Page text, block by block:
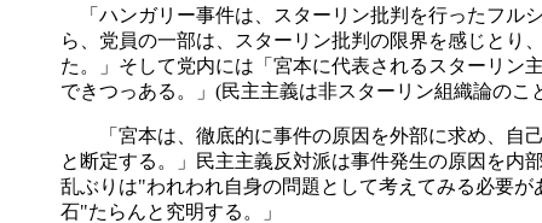
「ハンガリー事件は、スターリン批判を行ったフル
ら、党員の一部は、スターリン批判の限界を感じとり
た。」そして党内には「宮本に代表されるスターリン
できつっある。」 (民主主義は非スターリン組織論のこ
「宮本は、徹底的に事件の原因を外部に求め、自
と断定する。」民主主義反対派は事件発生の原因を内
乱ぶりは"われわれ自身の問題として考えてみる必要が
石"たらんと究明する。」